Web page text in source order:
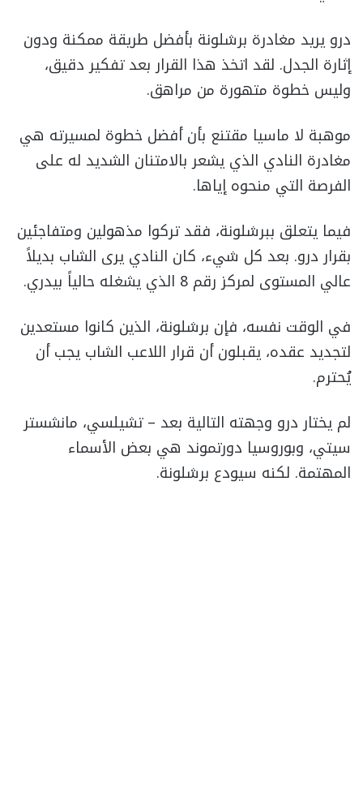
درو يريد مغادرة برشلونة بأفضل طريقة ممكنة ودون
إثارة الجدل. لقد اتخذ هذا القرار بعد تفكير دقيق،
وليس خطوة متهورة من مراهق.
موهبة لا ماسيا مقتنع بأن أفضل خطوة لمسيرته هي
مغادرة النادي الذي يشعر بالامتنان الشديد له على
الفرصة التي منحوه إياها.
فيما يتعلق ببرشلونة، فقد تركوا مذهولين ومتفاجئين
بقرار درو. بعد كل شيء، كان النادي يرى الشاب بديلاً
عالي المستوى لمركز رقم 8 الذي يشغله حالياً بيدري.
في الوقت نفسه، فإن برشلونة، الذين كانوا مستعدين
لتجديد عقده، يقبلون أن قرار اللاعب الشاب يجب أن
يُحترم.
لم يختار درو وجهته التالية بعد – تشيلسي، مانشستر
سيتي، وبوروسيا دورتموند هي بعض الأسماء
المهتمة. لكنه سيودع برشلونة.